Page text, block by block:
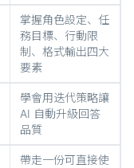
掌握角色設定、任
務目標、行動限
制、格式輸出四大
要素
學會用迭代策略讓
AI 自動升級回答
品質
帶走一份可直接使